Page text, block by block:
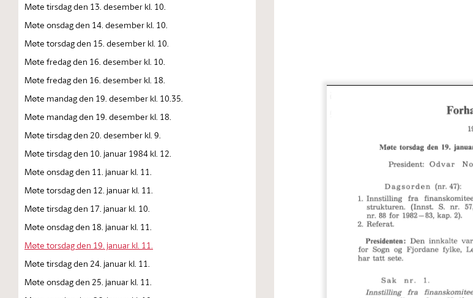
Møte tirsdag den 13. desember kl. 10.
Møte onsdag den 14. desember kl. 10.
Møte torsdag den 15. desember kl. 10.
Møte fredag den 16. desember kl. 10.
Møte fredag den 16. desember kl. 18.
Møte mandag den 19. desember kl. 10.35.
Møte mandag den 19. desember kl. 18.
Møte tirsdag den 20. desember kl. 9.
Møte tirsdag den 10. januar 1984 kl. 12.
Møte onsdag den 11. januar kl. 11.
Møte torsdag den 12. januar kl. 11.
Møte tirsdag den 17. januar kl. 10.
Møte onsdag den 18. januar kl. 11.
Møte torsdag den 19. januar kl. 11.
Møte tirsdag den 24. januar kl. 11.
Møte onsdag den 25. januar kl. 11.